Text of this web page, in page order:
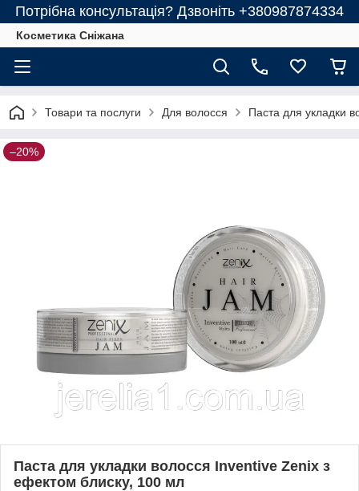
Потрібна консультація? Дзвоніть +380987874334
Косметика Сніжана
Товари та послуги Для волосся Паста для укладки
–20%
Паста для укладки волосся Inventive Zenix з
ефектом блиску, 100 мл